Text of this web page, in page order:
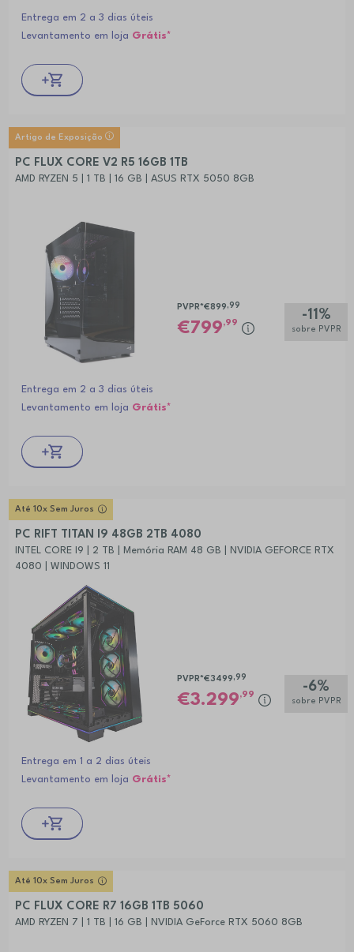
Entrega em 2 a 3 dias úteis
Levantamento em loja Grátis*
Artigo de Exposição
PC FLUX CORE V2 R5 16GB 1TB
AMD RYZEN 5 | 1 TB | 16 GB | ASUS RTX 5050 8GB
-11%
sobre PVPR
PVPR*€899 ,99
799,99
Entrega em 2 a 3 dias úteis
Levantamento em loja Grátis*
Até 10x Sem Juros
PC RIFT TITAN I9 48GB 2TB 4080
INTEL CORE I9 | 2 TB | Memória RAM 48 GB | NVIDIA GEFORCE RTX
4080 | WINDOWS 11
-6%
sobre PVPR
PVPR*€3499 ,99
3.299,99
Entrega em 1 a 2 dias úteis
Levantamento em loja Grátis*
Até 10x Sem Juros
PC FLUX CORE R7 16GB 1TB 5060
AMD RYZEN 7 | 1 TB | 16 GB | NVIDIA GeForce RTX 5060 8GB